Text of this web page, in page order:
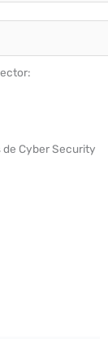
Cyber Security